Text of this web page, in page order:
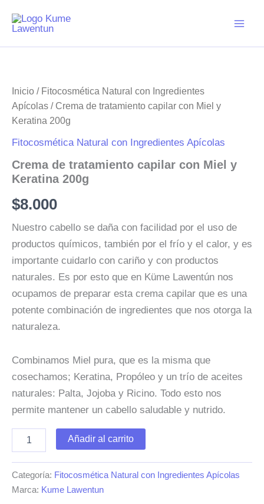
Inicio / Fitocosmética Natural con Ingredientes
Apícolas / Crema de tratamiento capilar con Miel y
Keratina 200g
Fitocosmética Natural con Ingredientes Apícolas
Crema de tratamiento capilar con Miel y
Keratina 200g
$8.000
Nuestro cabello se daña con facilidad por el uso de
productos químicos, también por el frío y el calor, y es
importante cuidarlo con cariño y con productos
naturales. Es por esto que en Küme Lawentún nos
ocupamos de preparar esta crema capilar que es una
potente combinación de ingredientes que nos otorga la
naturaleza.
Combinamos Miel pura, que es la misma que
cosechamos; Keratina, Propóleo y un trío de aceites
naturales: Palta, Jojoba y Ricino. Todo esto nos
permite mantener un cabello saludable y nutrido.
Crema
capilar
con
Miel
Añadir al carrito
Categoría: Fitocosmética Natural con Ingredientes Apícolas
Marca: Kume Lawentun